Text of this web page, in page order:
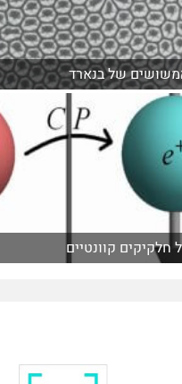
המשושים של בנארד
חלקיקים קוונטיים